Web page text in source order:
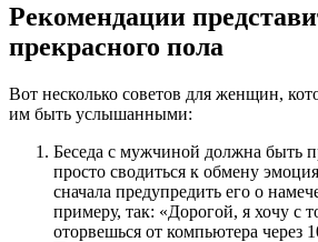
Рекомендации
прекрасного пола
Вот несколько советов для женщин,
им быть услышанными:
Беседа с мужчиной должна быть
просто сводиться к обмену
сначала предупредить его о
примеру, так: «Дорогой, я хочу с
оторвешься от компьютера через